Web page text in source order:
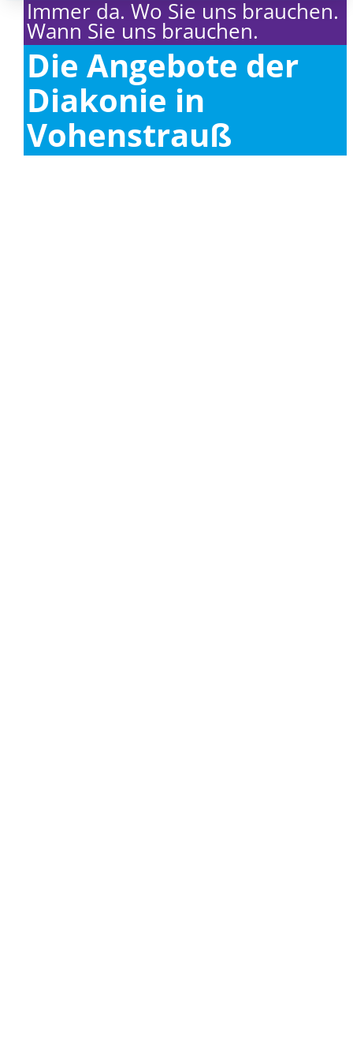
Immer da. Wo Sie uns brauchen.
Wann Sie uns brauchen.
Die Angebote der
Diakonie in
Vohenstrauß